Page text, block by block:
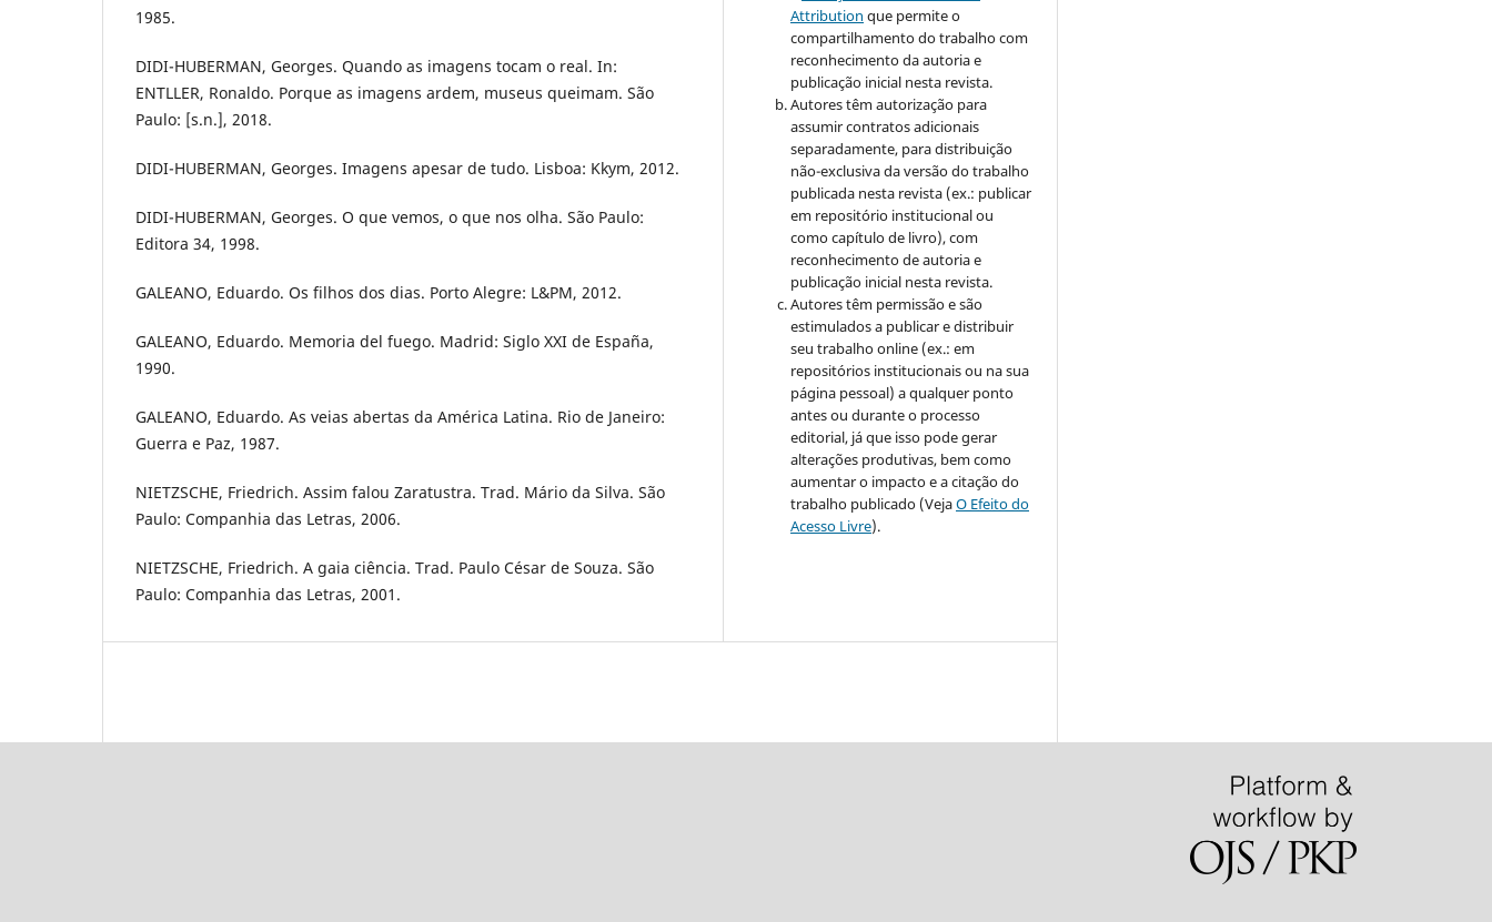
1985.
DIDI-HUBERMAN, Georges. Quando as imagens tocam o real. In:
ENTLLER, Ronaldo. Porque as imagens ardem, museus queimam. São
Paulo: [s.n.], 2018.
DIDI-HUBERMAN, Georges. Imagens apesar de tudo. Lisboa: Kkym, 2012.
DIDI-HUBERMAN, Georges. O que vemos, o que nos olha. São Paulo:
Editora 34, 1998.
GALEANO, Eduardo. Os filhos dos dias. Porto Alegre: L&PM, 2012.
GALEANO, Eduardo. Memoria del fuego. Madrid: Siglo XXI de España,
1990.
GALEANO, Eduardo. As veias abertas da América Latina. Rio de Janeiro:
Guerra e Paz, 1987.
NIETZSCHE, Friedrich. Assim falou Zaratustra. Trad. Mário da Silva. São
Paulo: Companhia das Letras, 2006.
NIETZSCHE, Friedrich. A gaia ciência. Trad. Paulo César de Souza. São
Paulo: Companhia das Letras, 2001.
Attribution que permite o
compartilhamento do trabalho com
reconhecimento da autoria e
publicação inicial nesta revista.
Autores têm autorização para
assumir contratos adicionais
separadamente, para distribuição
não-exclusiva da versão do trabalho
publicada nesta revista (ex.: publicar
em repositório institucional ou
como capítulo de livro), com
reconhecimento de autoria e
publicação inicial nesta revista.
Autores têm permissão e são
estimulados a publicar e distribuir
seu trabalho online (ex.: em
repositórios institucionais ou na sua
página pessoal) a qualquer ponto
antes ou durante o processo
editorial, já que isso pode gerar
alterações produtivas, bem como
aumentar o impacto e a citação do
trabalho publicado (VejaO Efeito do
Acesso Livre).